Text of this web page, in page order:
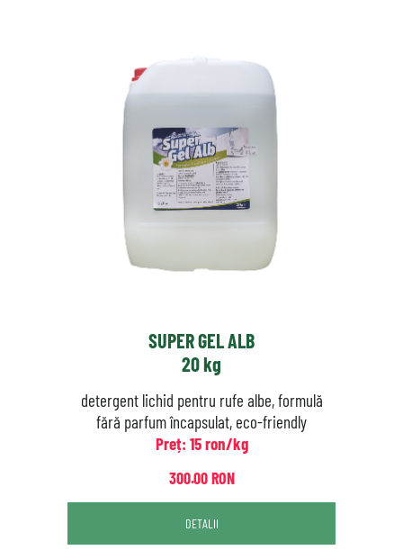
SUPER GEL ALB
20 kg
detergent lichid pentru rufe albe, formulă
fără parfum încapsulat, eco-friendly
Preț: 15 ron/kg
300.00 RON
DETALII